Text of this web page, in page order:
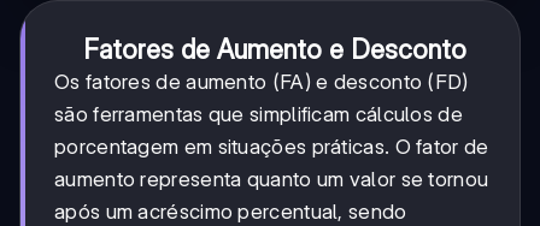
Fatores de Aumento e Desconto
Os fatores de aumento (FA) e desconto (FD)
são ferramentas que simplificam cálculos de
porcentagem em situações práticas. O fator de
aumento representa quanto um valor se tornou
após um acréscimo percentual, sendo